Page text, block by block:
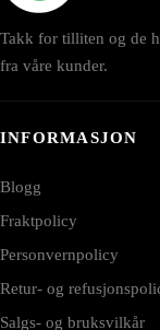
Takk for tilliten og de
fra våre kunder.
INFORMASJON
Blogg
Fraktpolicy
Personvernpolicy
Retur- og
Salgs- og bruksvilkår